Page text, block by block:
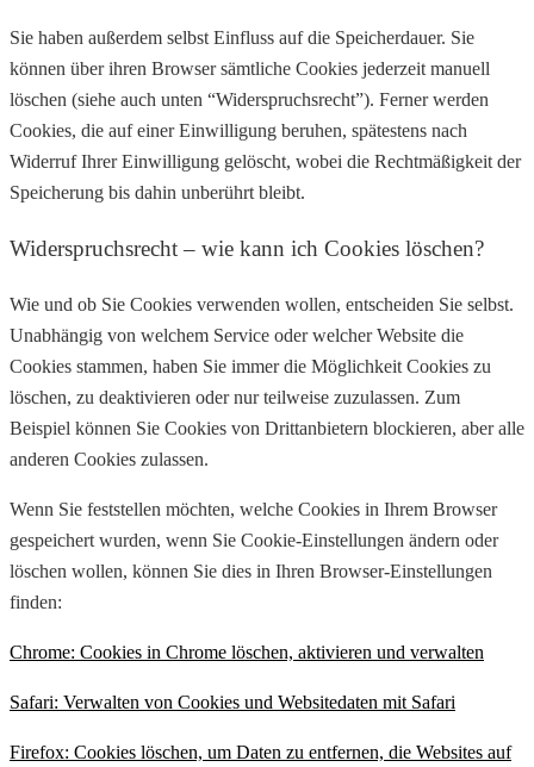
Sie haben außerdem selbst Einfluss auf die Speicherdauer. Sie
können über ihren Browser sämtliche Cookies jederzeit manuell
löschen (siehe auch unten “Widerspruchsrecht”). Ferner werden
Cookies, die auf einer Einwilligung beruhen, spätestens nach
Widerruf Ihrer Einwilligung gelöscht, wobei die Rechtmäßigkeit der
Speicherung bis dahin unberührt bleibt.
Widerspruchsrecht – wie kann ich Cookies löschen?
Wie und ob Sie Cookies verwenden wollen, entscheiden Sie selbst.
Unabhängig von welchem Service oder welcher Website die
Cookies stammen, haben Sie immer die Möglichkeit Cookies zu
löschen, zu deaktivieren oder nur teilweise zuzulassen. Zum
Beispiel können Sie Cookies von Drittanbietern blockieren, aber alle
anderen Cookies zulassen.
Wenn Sie feststellen möchten, welche Cookies in Ihrem Browser
gespeichert wurden, wenn Sie Cookie-Einstellungen ändern oder
löschen wollen, können Sie dies in Ihren Browser-Einstellungen
finden:
Chrome: Cookies in Chrome löschen, aktivieren und verwalten
Safari: Verwalten von Cookies und Websitedaten mit Safari
Firefox: Cookies löschen, um Daten zu entfernen, die Websites auf